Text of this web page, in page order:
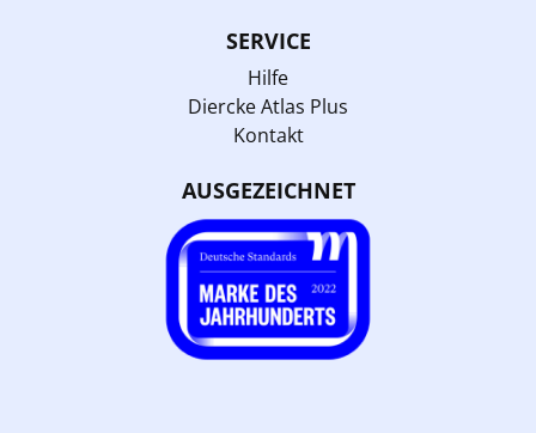
SERVICE
Hilfe
Diercke Atlas Plus
Kontakt
AUSGEZEICHNET